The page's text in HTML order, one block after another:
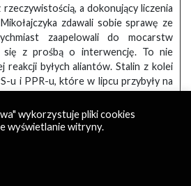
a dokonujący liczenia
zdawali sobie sprawę ze
zaapelowali do mocarstw
się z prośbą o interwencję. To nie
reakcji byłych aliantów. Stalin z kolei
u i PPR-u, które w lipcu przybyły na
Zalecał większą ostrożność i
parlamentarnych w bardziej
zanim ludność ruszyłaby do urn.
rozpętał kolejną nagonkę na
wykorzystuje pliki cookies
wyświetlanie witryny.